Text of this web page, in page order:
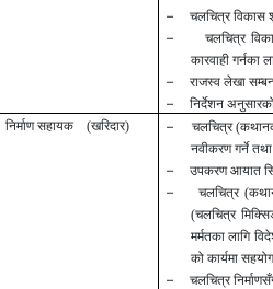
–चलचित्र विकास
– चलचित्र
कारवाही गर्नका
–राजस्व लेखा
–निर्देशन
निर्माण सहायक (खरिदार) –चलचित्र
नवीकरण गर्ने
–उपकरण आयात
–चलचित्र
(चलचित्र
मर्मतका लागि
को कार्यमा
–चलचित्र